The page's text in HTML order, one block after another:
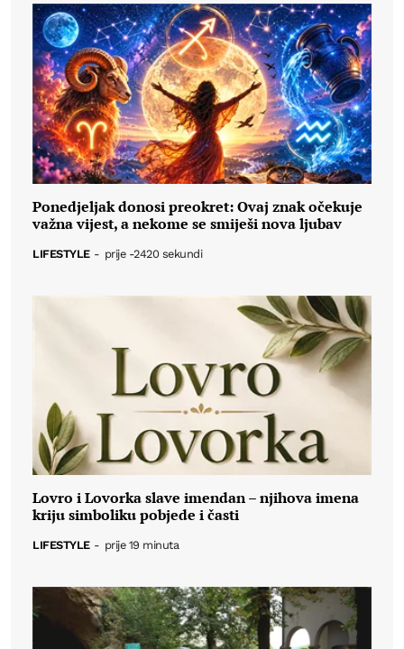
Ponedjeljak donosi preokret: Ovaj znak očekuje
važna vijest, a nekome se smiješi nova ljubav
LIFESTYLE - prije -2420 sekundi
Lovro i Lovorka slave imendan – njihova imena
kriju simboliku pobjede i časti
LIFESTYLE - prije 19 minuta